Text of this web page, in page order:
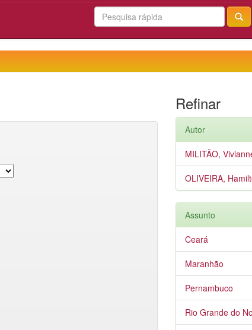
Refinar
Autor
MILITÃO,
OLIVEIRA,
Assunto
Ceará
Maranhão
Pernambuco
Rio Grande do